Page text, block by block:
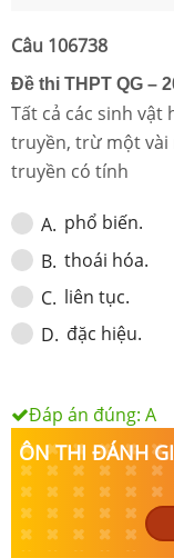
Câu 106738
Đề thi THPT QG –
Tất cả các sinh vật
truyền, trừ một vài
truyền có tính
A. phổ biến.
B. thoái hóa.
C. liên tục.
D. đặc hiệu.
Đáp án đúng: A
ÔN THI ĐÁNH